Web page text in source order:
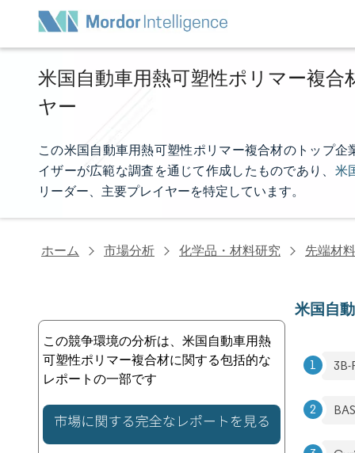
米国自動車用熱可塑性ポリマー複
ヤー
この米国自動車用熱可塑性ポリマー複合材のトップ
イザーが広範な調査を通じて作成したものであり、 米
リーダー、主要プレイヤーを特定しています。
ホーム 市場分析 化学品・材料研究 先端材
この競争環境の分析は、米国自動車用熱
可塑性ポリマー複合材に関する包括的な
レポートの一部です
米国自
3B-